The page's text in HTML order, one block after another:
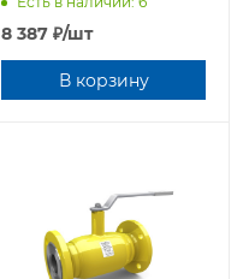
8 387 ₽/шт
В корзину